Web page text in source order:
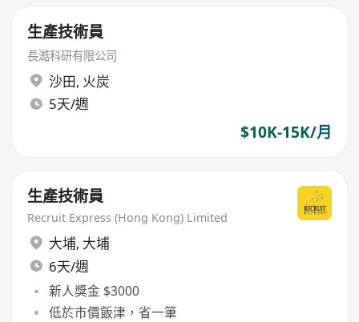
生產技術員
長澔科研有限公司
沙田, 火炭
5天/週
$10K-15K/月
生產技術員
Recruit Express (Hong Kong) Limited
大埔, 大埔
6天/週
新人獎金 $3000
低於市價飯津，省一筆